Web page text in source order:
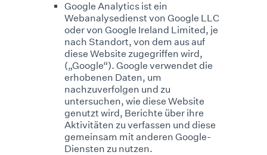
Google Analytics ist ein
Webanalysedienst von Google LLC
oder von Google Ireland Limited, je
nach Standort, von dem aus auf
diese Website zugegriffen wird,
(„Google“). Google verwendet die
erhobenen Daten, um
nachzuverfolgen und zu
untersuchen, wie diese Website
genutzt wird, Berichte über ihre
Aktivitäten zu verfassen und diese
gemeinsam mit anderen Google-
Diensten zu nutzen.